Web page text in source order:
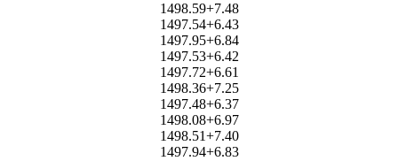
1498.59+7.48
1497.54+6.43
1497.95+6.84
1497.53+6.42
1497.72+6.61
1498.36+7.25
1497.48+6.37
1498.08+6.97
1498.51+7.40
1497.94+6.83